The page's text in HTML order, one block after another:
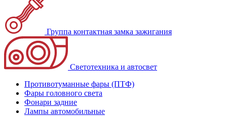
Группа контактная замка зажигания
Светотехника и автосвет
Противотуманные фары (ПТФ)
Фары головного света
Фонари задние
Лампы автомобильные